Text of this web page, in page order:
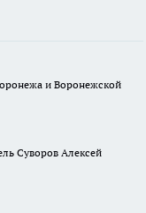
и Воронежской
Суворов Алексей